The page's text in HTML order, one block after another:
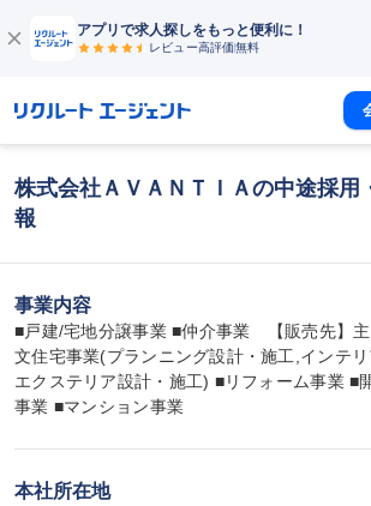
アプリで求人探しをもっと便利に！
レビュー高評価無料
株式会社ＡＶＡＮＴＩＡの中途採用
報
事業内容
■戸建/宅地分譲事業 ■仲介事業　【販売先】
文住宅事業(プランニング設計・施工,インテリ
エクステリア設計・施工) ■リフォーム事業 ■
事業 ■マンション事業
本社所在地